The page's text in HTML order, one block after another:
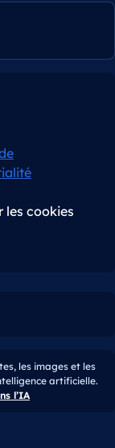
les cookies
les images et les
artificielle.
l’IA